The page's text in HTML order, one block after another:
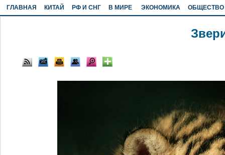
ГЛАВНАЯ КИТАЙ РФ И СНГ В МИРЕ ЭКОНОМИКА ОБЩЕСТВО